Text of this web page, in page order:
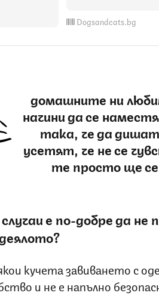
Dogsandcats.bg
домашните ни
начини да се
така, че да
усетят, че не се
те просто ще
е по-добре да не
кучета завиването с
и не е напълно